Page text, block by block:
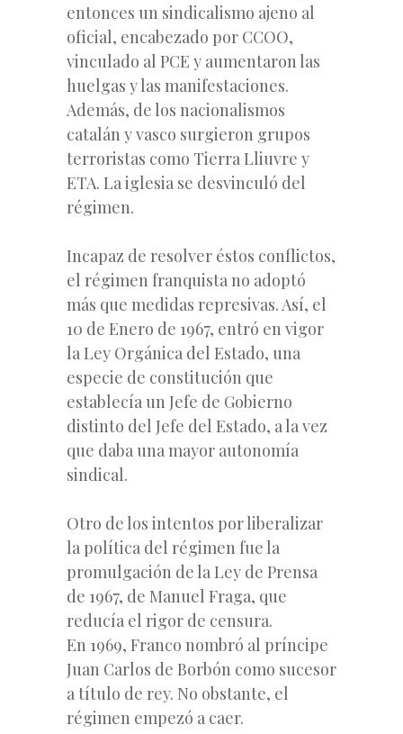
entonces un sindicalismo ajeno al
oficial, encabezado por CCOO,
vinculado al PCE y aumentaron las
huelgas y las manifestaciones.
Además, de los nacionalismos
catalán y vasco surgieron grupos
terroristas como Tierra Lliuvre y
ETA. La iglesia se desvinculó del
régimen.
Incapaz de resolver éstos conflictos,
el régimen franquista no adoptó
más que medidas represivas. Así, el
10 de Enero de 1967, entró en vigor
la Ley Orgánica del Estado, una
especie de constitución que
establecía un Jefe de Gobierno
distinto del Jefe del Estado, a la vez
que daba una mayor autonomía
sindical.
Otro de los intentos por liberalizar
la política del régimen fue la
promulgación de la Ley de Prensa
de 1967, de Manuel Fraga, que
reducía el rigor de censura.
En 1969, Franco nombró al príncipe
Juan Carlos de Borbón como sucesor
a título de rey. No obstante, el
régimen empezó a caer.